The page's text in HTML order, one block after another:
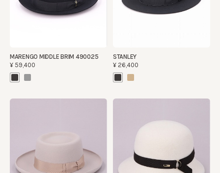
MARENGO MIDDLE BRIM 490025
¥59,400
STANLEY
¥26,400